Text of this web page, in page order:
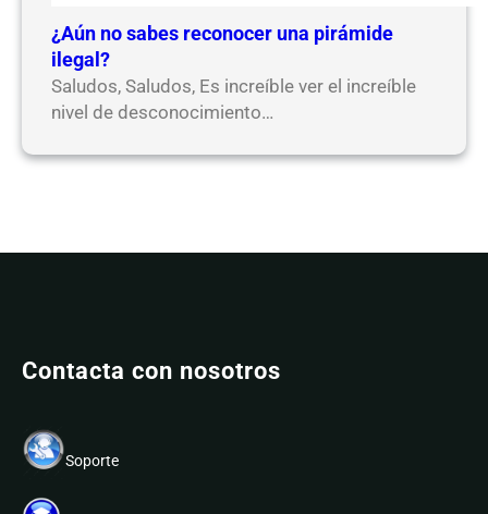
¿Aún no sabes reconocer una pirámide
ilegal?
Saludos, Saludos, Es increíble ver el increíble
nivel de desconocimiento…
Contacta con nosotros
Soporte